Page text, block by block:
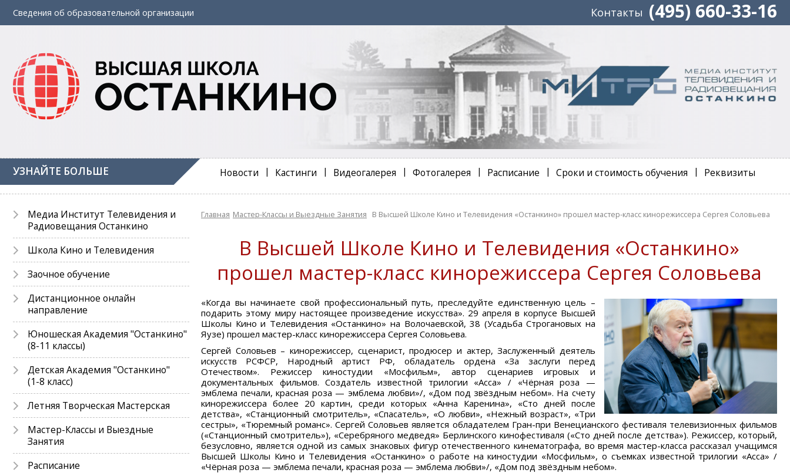
Сведения об образовательной организации Контакты (495) 660-33-16
УЗНАЙТЕ БОЛЬШЕ Новости Кастинги Видеогалерея Фотогалерея Расписание Сроки и стоимость обучения Реквизиты
Главная Мастер-Классы и Выездные Занятия В Высшей Школе Кино и Телевидения «Останкино» прошел мастер-класс кинорежиссера Сергея Соловьева
В Высшей Школе Кино и Телевидения «Останкино»
прошел мастер-класс кинорежиссера Сергея Соловьева
«Когда вы начинаете свой профессиональный путь, преследуйте единственную цель –
подарить этому миру настоящее произведение искусства». 29 апреля в корпусе Высшей
Школы Кино и Телевидения «Останкино» на Волочаевской, 38 (Усадьба Строгановых на
Яузе) прошел мастер-класс кинорежиссера Сергея Соловьева.
Сергей Соловьев – кинорежиссер, сценарист, продюсер и актер, Заслуженный деятель
искусств РСФСР, Народный артист РФ, обладатель ордена «За заслуги перед
Отечеством». Режиссер киностудии «Мосфильм», автор сценариев игровых и
документальных фильмов. Создатель известной трилогии «Асса» / «Чёрная роза —
эмблема печали, красная роза — эмблема любви»/, «Дом под звёздным небом». На счету
кинорежиссера более 20 картин, среди которых «Анна Каренина», «Сто дней после
детства», «Станционный смотритель», «Спасатель», «О любви», «Нежный возраст», «Три
сестры», «Тюремный романс». Сергей Соловьев является обладателем Гран-при Венецианского фестиваля телевизионных фильмов
(«Станционный смотритель»), «Серебряного медведя» Берлинского кинофестиваля («Сто дней после детства»). Режиссер, который,
безусловно, является одной из самых знаковых фигур отечественного кинематографа, во время мастер-класса рассказал учащимся
Высшей Школы Кино и Телевидения «Останкино» о работе на киностудии «Мосфильм», о съемках известной трилогии «Асса» /
«Чёрная роза — эмблема печали, красная роза — эмблема любви»/, «Дом под звёздным небом».
Медиа Институт Телевидения и
Радиовещания Останкино
Школа Кино и Телевидения
Заочное обучение
Дистанционное онлайн
направление
Юношеская Академия "Останкино"
(8-11 классы)
Детская Академия "Останкино"
(1-8 класс)
Летняя Творческая Мастерская
Мастер-Классы и Выездные
Занятия
Расписание